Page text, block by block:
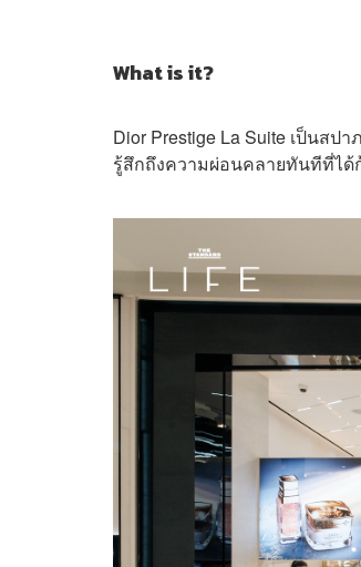
What is it?
Dior Prestige La Suite เป็นส
รู้สึกถึงความผ่อนคลายทันทีที่ได้